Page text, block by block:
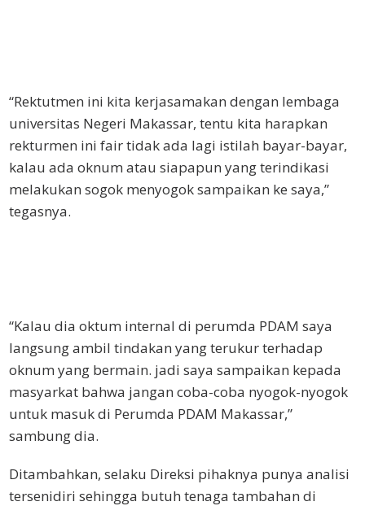
“Rektutmen ini kita kerjasamakan dengan lembaga
universitas Negeri Makassar, tentu kita harapkan
rekturmen ini fair tidak ada lagi istilah bayar-bayar,
kalau ada oknum atau siapapun yang terindikasi
melakukan sogok menyogok sampaikan ke saya,”
tegasnya.
“Kalau dia oktum internal di perumda PDAM saya
langsung ambil tindakan yang terukur terhadap
oknum yang bermain. jadi saya sampaikan kepada
masyarkat bahwa jangan coba-coba nyogok-nyogok
untuk masuk di Perumda PDAM Makassar,”
sambung dia.
Ditambahkan, selaku Direksi pihaknya punya analisi
tersenidiri sehingga butuh tenaga tambahan di